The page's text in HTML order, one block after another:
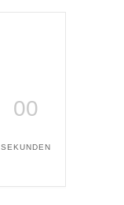
00
SEKUNDEN